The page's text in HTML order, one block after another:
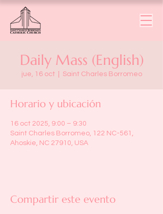
Daily Mass (English)
jue, 16 oct
  |
Saint Charles Borromeo
Horario y ubicación
16 oct 2025, 9:00 – 9:30
Saint Charles Borromeo, 122 NC-561,
Ahoskie, NC 27910, USA
Compartir este evento